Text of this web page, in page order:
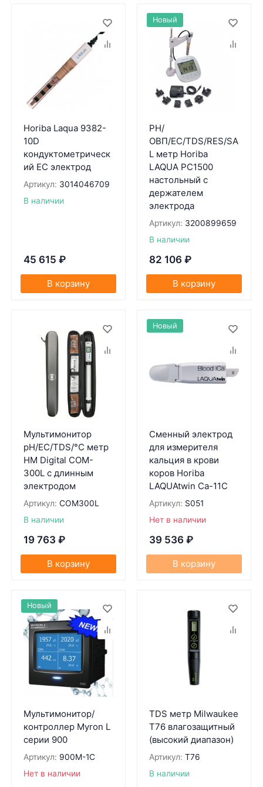
Horiba Laqua 9382-
10D
кондуктометрическ
ий EC электрод
Артикул: 3014046709
В наличии
45 615 ₽
В корзину
PH/
ОВП/EC/TDS/RES/SA
L метр Horiba
LAQUA PC1500
настольный с
держателем
электрода
Артикул: 3200899659
В наличии
82 106 ₽
В корзину
Новый
Мультимонитор
pH/EC/TDS/°С метр
HM Digital COM-
300L с длинным
электродом
Артикул: COM300L
В наличии
19 763 ₽
В корзину
Сменный электрод
для измерителя
кальция в крови
коров Horiba
LAQUAtwin Ca-11C
Артикул: S051
Нет в наличии
39 536 ₽
В корзину
Новый
Мультимонитор/
контроллер Myron L
серии 900
Артикул: 900M-1C
Нет в наличии
Новый
TDS метр Milwaukee
T76 влагозащитный
(высокий диапазон)
Артикул: T76
В наличии